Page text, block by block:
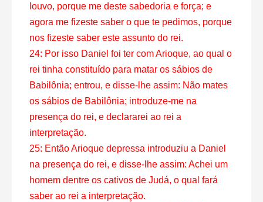
louvo, porque me deste sabedoria e força; e
agora me fizeste saber o que te pedimos, porque
nos fizeste saber este assunto do rei.
24: Por isso Daniel foi ter com Arioque, ao qual o
rei tinha constituído para matar os sábios de
Babilônia; entrou, e disse-lhe assim: Não mates
os sábios de Babilônia; introduze-me na
presença do rei, e declararei ao rei a
interpretação.
25: Então Arioque depressa introduziu a Daniel
na presença do rei, e disse-lhe assim: Achei um
homem dentre os cativos de Judá, o qual fará
saber ao rei a interpretação.